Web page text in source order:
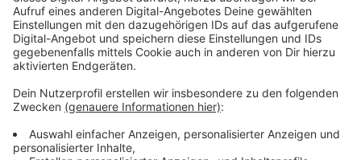
Anzeige
Große Masken-Kontrolle am Montag
Anzeige